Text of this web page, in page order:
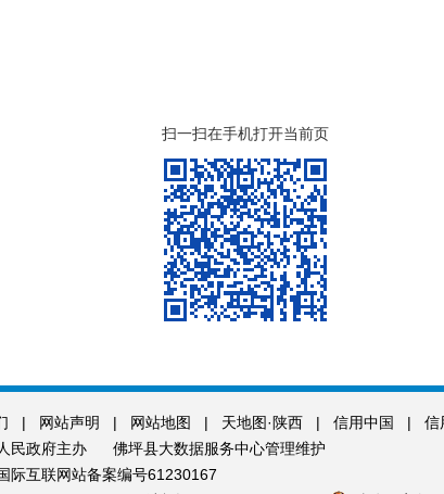
扫一扫在手机打开当前页
| 网站声明 | 网站地图 | 天地图·陕西 | 信用中国 |
信
民政府主办
佛坪县大数据服务中心管理维护
际互联网站备案编号61230167